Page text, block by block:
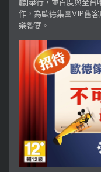
作，為歐德集團VIP舊
樂饗宴。